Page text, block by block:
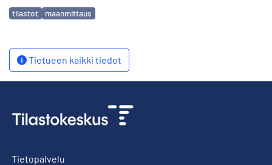
Avainsanat
tilastot maanmittaus
Tietueen kaikki tiedot
Tietopalvelu